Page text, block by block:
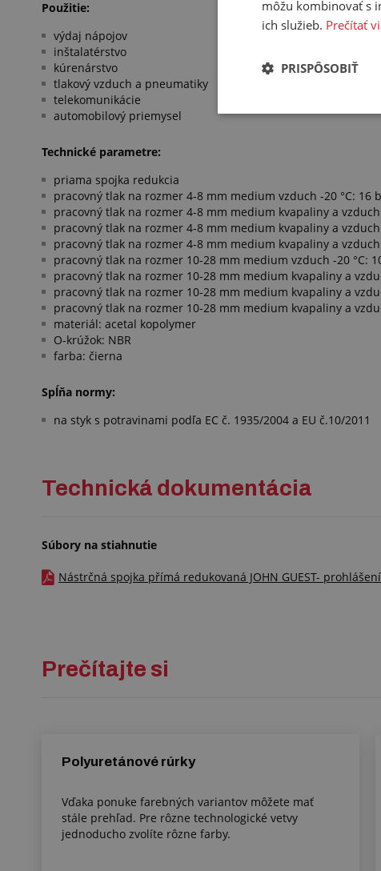
Použitie:
výdaj nápojov
inštalatérstvo
kúrenárstvo
tlakový vzduch a pneumatiky
telekomunikácie
automobilový priemysel
Technické parametre:
priama spojka redukcia
pracovný tlak na rozmer 4-8 mm medium vzduch -20 °C: 16
pracovný tlak na rozmer 4-8 mm medium kvapaliny a vzduch
pracovný tlak na rozmer 4-8 mm medium kvapaliny a vzduch
pracovný tlak na rozmer 4-8 mm medium kvapaliny a vzduch
pracovný tlak na rozmer 10-28 mm medium vzduch -20 °C:
pracovný tlak na rozmer 10-28 mm medium kvapaliny a
pracovný tlak na rozmer 10-28 mm medium kvapaliny a
pracovný tlak na rozmer 10-28 mm medium kvapaliny a
materiál: acetal kopolymer
O-krúžok: NBR
farba: čierna
Spĺňa normy:
na styk s potravinami podľa EC č. 1935/2004 a EU č.10/2011
Technická dokumentácia
Súbory na stiahnutie
Nástrčná spojka přímá redukovaná JOHN GUEST-
Prečítajte si
Polyuretánové rúrky
Vďaka ponuke farebných variantov môžete mať
stále prehľad. Pre rôzne technologické vetvy
jednoducho zvolíte rôzne farby.
môžu kombinovať s
ich služieb. Prečítať
PRISPÔSOBIŤ